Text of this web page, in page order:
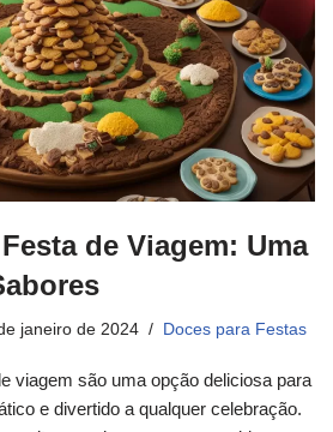
de Viagem: Uma
janeiro de 2024 Doces para Festas
viagem são uma opção deliciosa para
e divertido a qualquer celebração.